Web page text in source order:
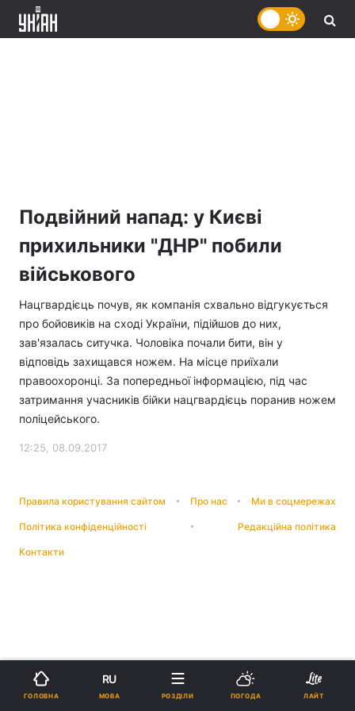
Подвійний напад: у Києві
прихильники "ДНР" побили
військового
Нацгвардієць почув, як компанія схвально відгукується
про бойовиків на сході України, підійшов до них,
зав'язалась ситучка. Чоловіка почали бити, він у
відповідь захищався ножем. На місце приїхали
правоохоронці. За попередньої інформацією, під час
затримання учасників бійки нацгвардієць поранив ножем
поліцейського.
12:25, 08.09.2017
Правила користування сайтом Про нас Ми в соцмережах
Політика конфіденційності Редакційна політика
Контакти
ГОЛОВНА
RU
МОВА РОЗДІЛИ ПОГОДА ЛАЙТ